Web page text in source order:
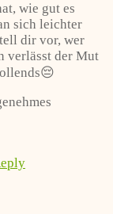
wie gut es
sich leichter
dir vor, wer
verlässt der Mut